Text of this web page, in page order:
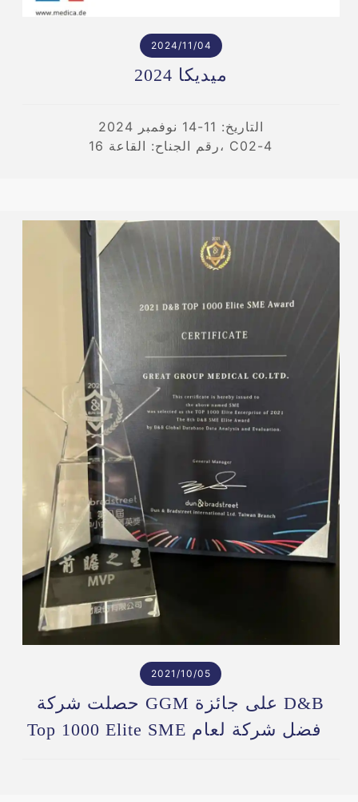
2024/11/04
ميديكا 2024
التاريخ: 11-14 نوفمبر 2024
رقم الجناح: القاعة 16، C02-4
2021/10/05
حصلت شركة GGM على جائزة D&B
Top 1000 Elite SME لأفضل شركة لعام